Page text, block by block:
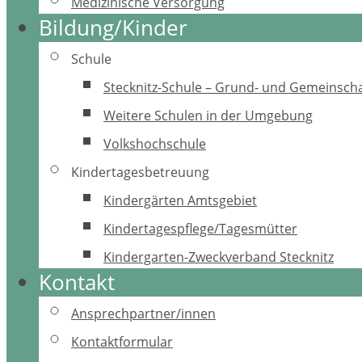
Bildung/Kinder
Schule
Stecknitz-Schule – Grund- und
Weitere Schulen in der Umgebung
Volkshochschule
Kindertagesbetreuung
Kindergärten Amtsgebiet
Kindertagespflege/Tagesmütter
Kindergarten-Zweckverband Stecknitz
Kontakt
Ansprechpartner/innen
Kontaktformular